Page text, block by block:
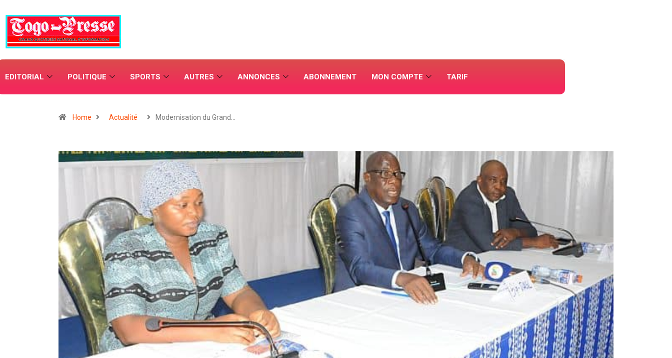
EDITORIAL POLITIQUE SPORTS AUTRES ANNONCES ABONNEMENT MON COMPTE TARIF
Home Actualité Modernisation du Grand…